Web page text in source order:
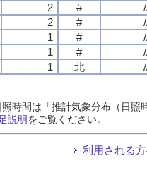
2 #
2 #
1 #
1 #
1 北
時間は「推計気象分布（日
説明をご覧ください。
利用される